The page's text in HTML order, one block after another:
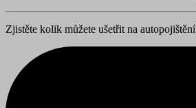
Zjistěte kolik můžete ušetřit na autopojištění